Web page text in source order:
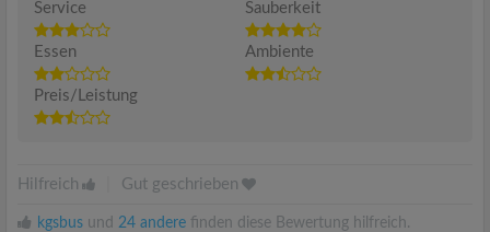
Service Sauberkeit
Essen Ambiente
Preis/Leistung
Hilfreich Gut geschrieben
kgsbus und 24 andere finden diese Bewertung hilfreich.